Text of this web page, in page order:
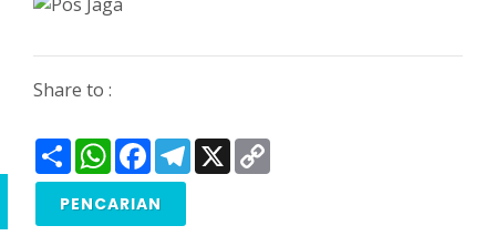
Share to :
ShareWhatsApp
FacebookTelegram
X
PENCARIAN